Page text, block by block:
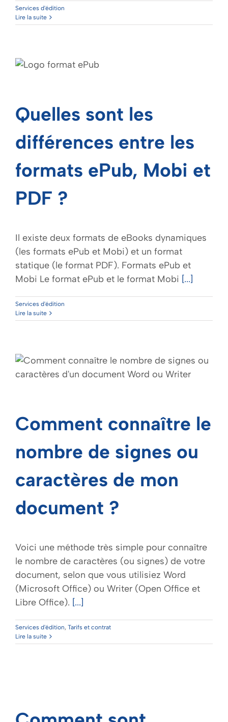
Services d'édition
Lire la suite
Quelles sont les
différences entre les
formats ePub, Mobi et
PDF ?
Il existe deux formats de eBooks dynamiques
(les formats ePub et Mobi) et un format
statique (le format PDF). Formats ePub et
Mobi Le format ePub et le format Mobi [...]
Services d'édition
Lire la suite
Comment connaître le
nombre de signes ou
caractères de mon
document ?
Voici une méthode très simple pour connaître
le nombre de caractères (ou signes) de votre
document, selon que vous utilisiez Word
(Microsoft Office) ou Writer (Open Office et
Libre Office). [...]
Services d'édition, Tarifs et contrat
Lire la suite